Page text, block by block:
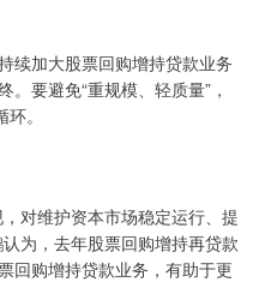
加大股票回购增持贷款业务
要避免“重规模、轻质量”，
。
对维护资本市场稳定运行、提
为，去年股票回购增持再贷款
回购增持贷款业务，有助于更